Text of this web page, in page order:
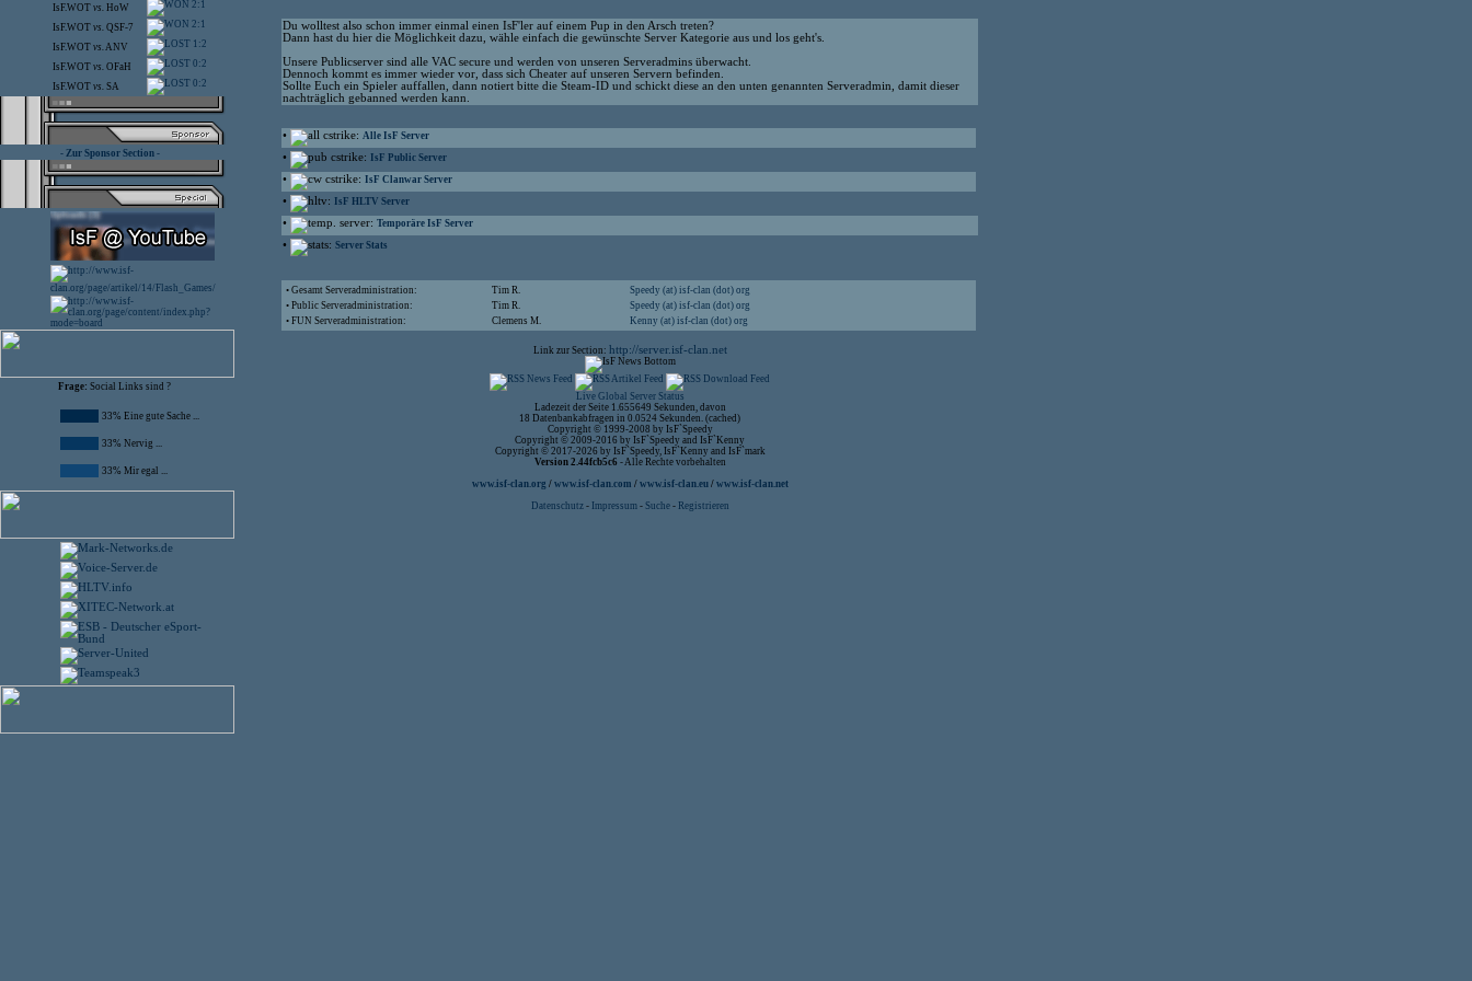
IsF.WOT vs. HoW 2:1
IsF.WOT vs. QSF-7 2:1
IsF.WOT vs.ANV 1:2
IsF.WOT vs. OFaH 0:2
IsF.WOT vs. SA 0:2
- Zur Sponsor Section -
Frage: Social Links sind ?
33% Eine gute Sache ...
33% Nervig ...
33% Mir egal ...
Du wolltest also schon immer einmal einen IsF'ler auf einem Pup in den Arsch treten?
Dann hast du hier die Möglichkeit dazu, wähle einfach die gewünschte Server Kategorie aus und los geht's.
Unsere Publicserver sind alle VAC secure und werden von unseren Serveradmins überwacht.
Dennoch kommt es immer wieder vor, dass sich Cheater auf unseren Servern befinden.
Sollte Euch ein Spieler auffallen, dann notiert bitte die Steam-ID und schickt diese an den unten genannten Serveradmin, damit dieser
nachträglich gebanned werden kann.
• : Alle IsF Server
• : IsF Public Server
• : IsF Clanwar Server
• : IsF HLTV Server
• : Temporäre IsF Server
• : Server Stats
• Gesamt Serveradministration: Tim R.
Speedy (at) isf-clan (dot) org
• Public Serveradministration:
Tim R.
Speedy (at) isf-clan (dot) org
• FUN Serveradministration:
Clemens M. Kenny (at) isf-clan (dot) org
Link zur Section: http://server.isf-clan.net
Live Global Server Status
Ladezeit der Seite 1.655649 Sekunden, davon
18 Datenbankabfragen in 0.0524 Sekunden. (cached)
Copyright © 1999-2008 by IsF`Speedy
Copyright © 2009-2016 by IsF`Speedy and IsF`Kenny
Copyright © 2017-2026 by IsF`Speedy, IsF`Kenny and IsF`mark
Version 2.44fcb5c6 - Alle Rechte vorbehalten
www.isf-clan.org / www.isf-clan.com / www.isf-clan.eu/ www.isf-clan.net
Datenschutz - Impressum- Suche- Registrieren